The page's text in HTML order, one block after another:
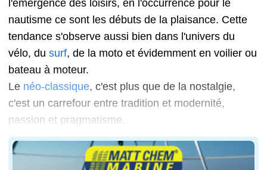
l'émergence des loisirs, en l'occurrence pour le
nautisme ce sont les débuts de la plaisance. Cette
tendance s'observe aussi bien dans l'univers du
vélo, du surf, de la moto et évidemment en voilier ou
bateau à moteur.
Le néo-classique, c'est plus que de la nostalgie,
c'est un carrefour entre tradition et modernité,
passion et pragmatisme.
Le Solenn 27 du chantier naval Franck Roy